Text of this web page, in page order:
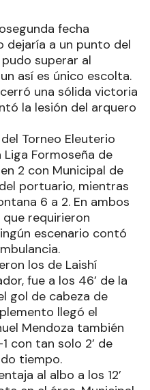
fecha
dejaría a un punto del
superar al
así es único escolta.
una sólida victoria
la lesión del arquero
Torneo Eleuterio
Formoseña de
2 con Municipal de
portuario, mientras
6 a 2. En ambos
requirieron
escenario contó
los de Laishí
fue a los 46’ de la
gol de cabeza de
llegó el
Mendoza también
con tan solo 2’ de
tiempo.
al albo a los 12’